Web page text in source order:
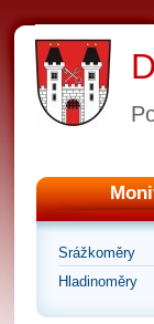
Srážkoměry
Hladinoměry